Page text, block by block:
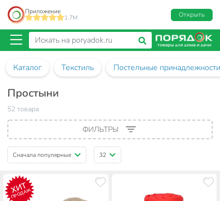
Приложение
1.7M
Открыть
Каталог Текстиль Постельные принадлежности
Простыни
52 товара
ФИЛЬТРЫ
Сначала популярные 32
ХИТ
ПРОДАЖ